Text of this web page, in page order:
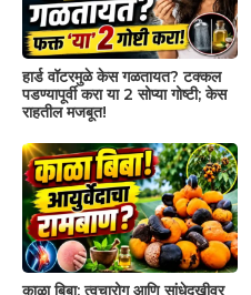
हार्ड वॉटरमुळे केस गळतायत? टक्कल
पडण्यापूर्वी करा या 2 सोप्या गोष्टी; केस
राहतील मजबूत!
काळा बिबा: त्वचारोग आणि सांधेदुखीवर